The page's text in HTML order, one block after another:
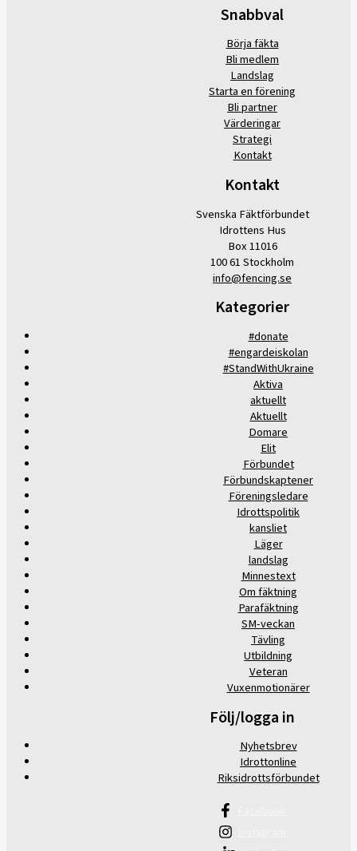
Snabbval
Börja fäkta
Bli medlem
Landslag
Starta en förening
Bli partner
Värderingar
Strategi
Kontakt
Kontakt
Svenska Fäktförbundet
Idrottens Hus
Box 11016
100 61 Stockholm
info@fencing.se
Kategorier
#donate
#engardeiskolan
#StandWithUkraine
Aktiva
aktuellt
Aktuellt
Domare
Elit
Förbundet
Förbundskaptener
Föreningsledare
Idrottspolitik
kansliet
Läger
landslag
Minnestext
Om fäktning
Parafäktning
SM-veckan
Tävling
Utbildning
Veteran
Vuxenmotionärer
Följ/logga in
Nyhetsbrev
Idrottonline
Riksidrottsförbundet